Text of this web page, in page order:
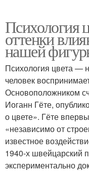
Психология
оттенки
нашей
Психология цвета —
человек
Основоположником
Иоганн Гёте,
о цвете». Гёте
«независимо от
известное
1940-х швейцарский
экспериментально